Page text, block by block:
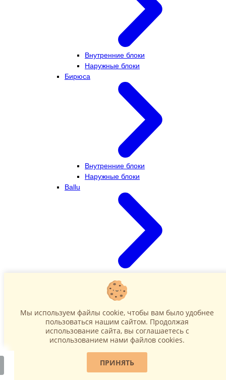
Внутренние блоки
Наружные блоки
Бирюса
Внутренние блоки
Наружные блоки
Ballu
Наружные блоки
Мы используем файлы cookie, чтобы вам было удобнее
пользоваться нашим сайтом. Продолжая
использование сайта, вы соглашаетесь c
использованием нами файлов cookies.
ПРИНЯТЬ